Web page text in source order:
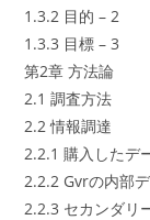
1.3.2 目的 – 2
1.3.3 目標 – 3
第2章 方法論
2.1 調査方法
2.2 情報調達
2.2.1 購入したデ
2.2.2 Gvrの内部
2.2.3 セカンダリ